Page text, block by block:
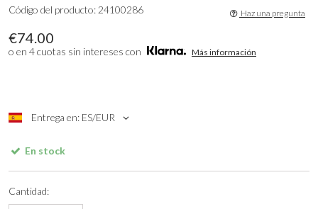
€74.00
o en 4 cuotas sin intereses con Más información
Entrega en: ES/EUR
Código del producto: 24100286 Haz una pregunta
En stock
Cantidad: